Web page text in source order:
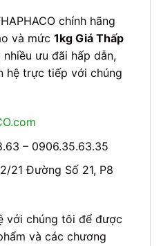
chính hãng
và mức 1kg Giá Thấp
nhiều ưu đãi hấp dẫn,
hệ trực tiếp với chúng
– 0906.35.63.35
21 Đường Số 21, P8
với chúng tôi để được
và các chương